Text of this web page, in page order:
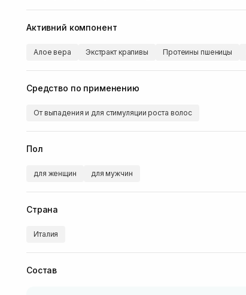
Активний компонент
Алое вера Экстракт крапивы Протеины пшеницы
Средство по применению
От выпадения и для стимуляции роста волос
Пол
для женщин для мужчин
Страна
Италия
Состав